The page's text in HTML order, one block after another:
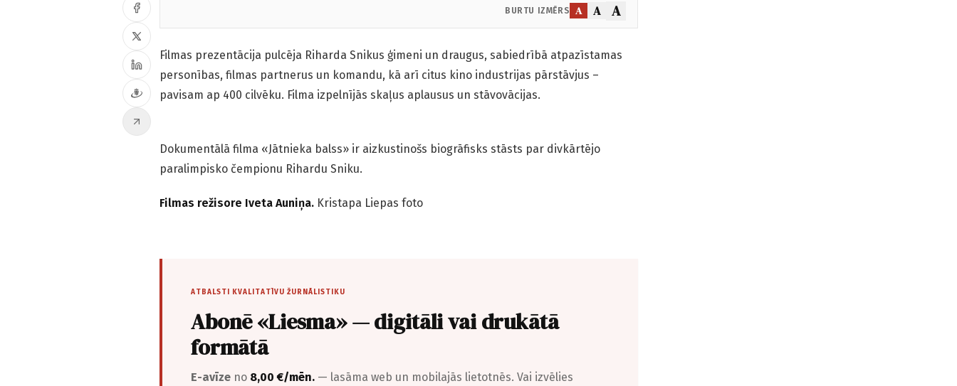
BURTU IZMĒRS A A A
Filmas prezentācija pulcēja Riharda Snikus ģimeni un draugus, sabiedrībā atpazīstamas
personības, filmas partnerus un komandu, kā arī citus kino industrijas pārstāvjus –
pavisam ap 400 cilvēku. Filma izpelnījās skaļus aplausus un stāvovācijas.
Dokumentālā filma «Jātnieka balss» ir aizkustinošs biogrāfisks stāsts par divkārtējo
paralimpisko čempionu Rihardu Sniku.
Filmas režisore Iveta Auniņa. Kristapa Liepas foto
ATBALSTI KVALITATĪVU ŽURNĀLISTIKU
Abonē «Liesma» — digitāli vai drukātā
formātā
E-avīze no 8,00 €/mēn. — lasāma web un mobilajās lietotnēs. Vai izvēlies